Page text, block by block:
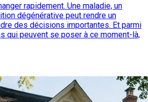
rapidement. Une maladie, un
dégénérative peut rendre un
des décisions importantes. Et parmi
qui peuvent se poser à ce moment-là,